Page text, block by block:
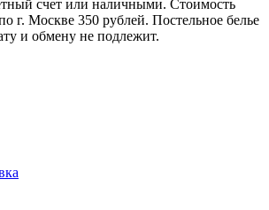
счет или наличными. Стоимость
г. Москве 350 рублей. Постельное белье
и обмену не подлежит.